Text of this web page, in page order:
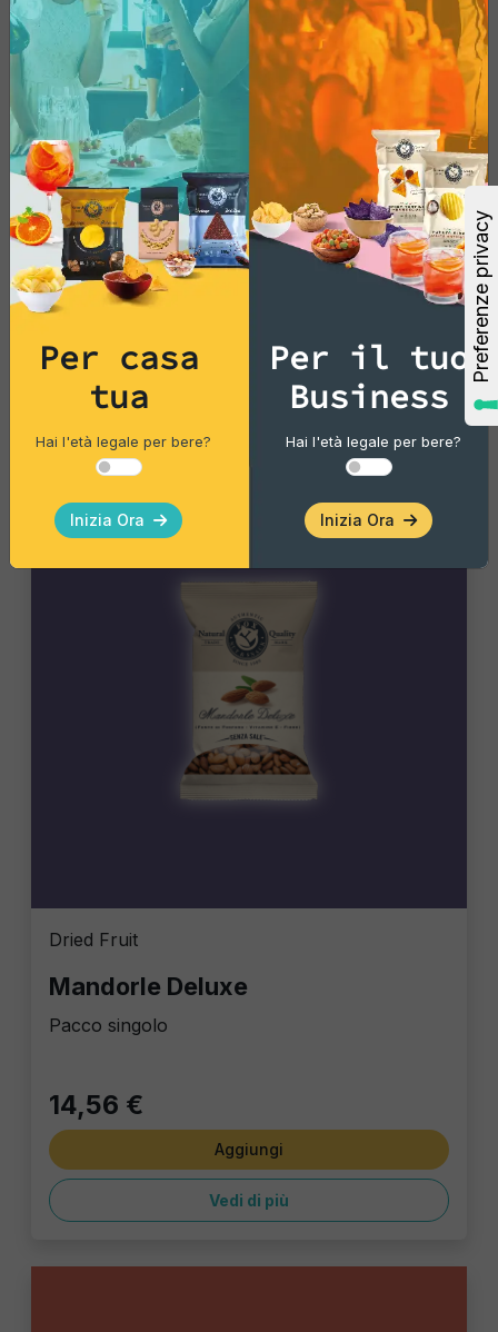
Dried Fruit
Anacardi Exclusive
Pacco singolo
14,56 €
Aggiungi
Dried Fruit
Mandorle Deluxe
Pacco singolo
14,56 €
Aggiungi
Vedi di più
Per casa
tua
Hai l'età legale per bere?
Inizia Ora
Per il tuo
Business
Hai l'età legale per bere?
Inizia Ora